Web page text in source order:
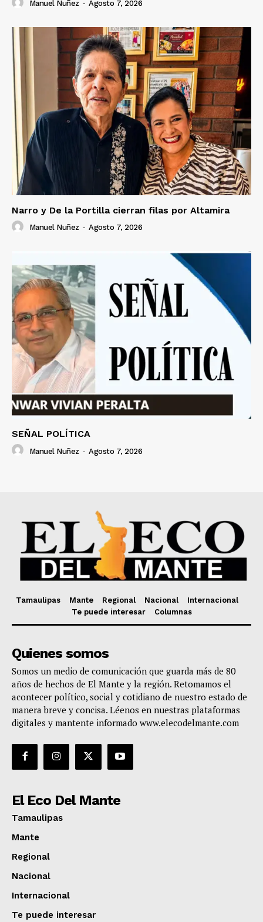
Manuel Nuñez - Agosto 7, 2026
Narro y De la Portilla cierran filas por Altamira
Manuel Nuñez - Agosto 7, 2026
SEÑAL POLÍTICA
Manuel Nuñez - Agosto 7, 2026
Tamaulipas Mante Regional Nacional
Internacional
Te puede interesar
Columnas
Quienes somos
Somos un medio de comunicación que guarda más de 80
años de hechos de El Mante y la región. Retomamos el
acontecer político, social y cotidiano de nuestro estado de
manera breve y concisa. Léenos en nuestras plataformas
digitales y mantente informado www.elecodelmante.com
El Eco Del Mante
Tamaulipas
Mante
Regional
Nacional
Internacional
Te puede interesar